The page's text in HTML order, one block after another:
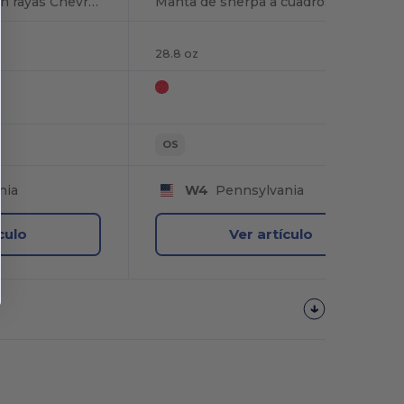
28.8 oz
OS
W4 Pennsylvania
Ver artículo